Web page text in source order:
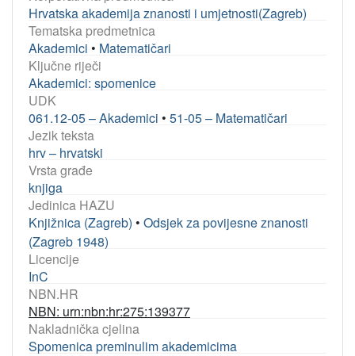
Hrvatska akademija znanosti i umjetnosti(Zagreb)
Tematska predmetnica
Akademici • Matematičari
Ključne riječi
Akademici: spomenice
UDK
061.12-05 – Akademici • 51-05 – Matematičari
Jezik teksta
hrv – hrvatski
Vrsta građe
knjiga
Jedinica HAZU
Knjižnica (Zagreb) • Odsjek za povijesne znanosti
(Zagreb 1948)
Licencije
InC
NBN.HR
NBN: urn:nbn:hr:275:139377
Nakladnička cjelina
Spomenica preminulim akademicima